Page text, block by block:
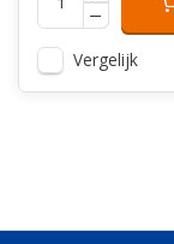
Vergelijk